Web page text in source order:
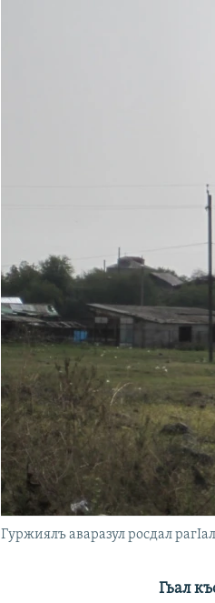
Гуржиялъ аваразул росдал
Гьал